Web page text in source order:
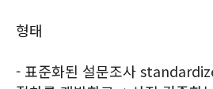
형태
- 표준화된 설문조사